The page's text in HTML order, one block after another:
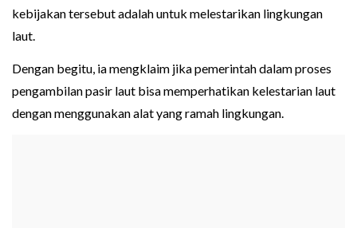
kebijakan tersebut adalah untuk melestarikan lingkungan
laut.
Dengan begitu, ia mengklaim jika pemerintah dalam proses
pengambilan pasir laut bisa memperhatikan kelestarian laut
dengan menggunakan alat yang ramah lingkungan.